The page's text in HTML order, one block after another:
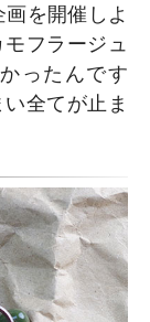
を開催しよ
フラージュ
ったんです
全てが止ま